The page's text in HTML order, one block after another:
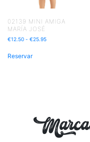
02139 MINI AMIGA
MARÍA JOSÉ
€12.50 - €25.95
Reservar